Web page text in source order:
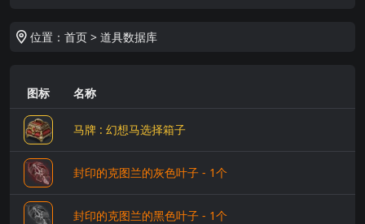
位置： 首页 > 道具数据库
图标 名称
马牌 : 幻想马选择箱子
封印的克图兰的灰色叶子 - 1个
封印的克图兰的黑色叶子 - 1个